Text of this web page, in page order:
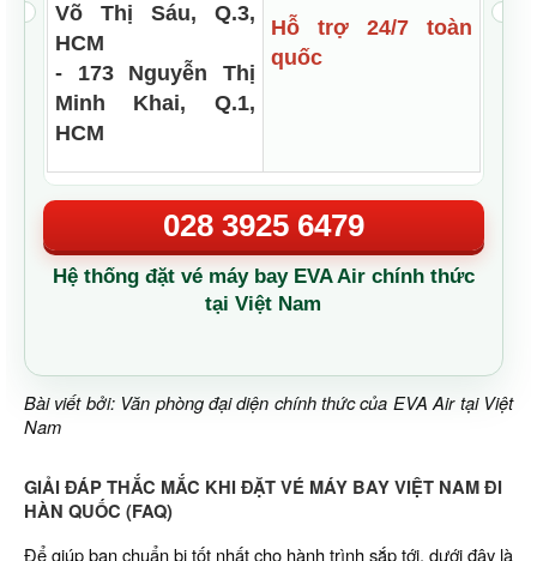
Võ Thị Sáu, Q.3,
HCM
- 173 Nguyễn Thị
Minh Khai, Q.1,
HCM
Hỗ trợ 24/7 toàn
quốc
028 3925 6479
Hệ thống đặt vé máy bay EVA Air chính thức
tại Việt Nam
Bài viết bởi: Văn phòng đại diện chính thức của EVA Air tại Việt
Nam
GIẢI ĐÁP THẮC MẮC KHI ĐẶT VÉ MÁY BAY VIỆT NAM ĐI
HÀN QUỐC (FAQ)
Để giúp bạn chuẩn bị tốt nhất cho hành trình sắp tới, dưới đây là